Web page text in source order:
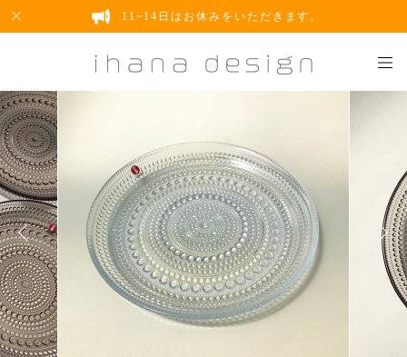
11~14日はお休みをいただきます。